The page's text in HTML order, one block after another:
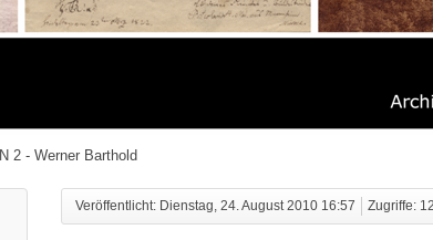
N 2 - Werner Barthold
Veröffentlicht: Dienstag, 24. August 2010 16:57 Zugriffe: